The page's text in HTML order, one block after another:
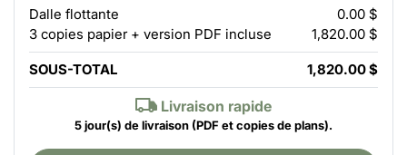
Dalle flottante
0.00 $
3 copies papier + version PDF incluse
1,820.00 $
SOUS-TOTAL 1,820.00 $
Livraison rapide
5 jour(s) de livraison (PDF et copies de plans).